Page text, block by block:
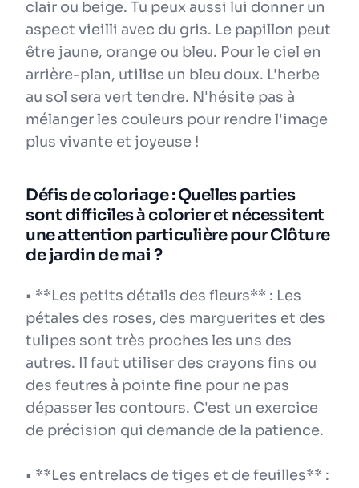
clair ou beige. Tu peux aussi lui donner un
aspect vieilli avec du gris. Le papillon peut
être jaune, orange ou bleu. Pour le ciel en
arrière-plan, utilise un bleu doux. L'herbe
au sol sera vert tendre. N'hésite pas à
mélanger les couleurs pour rendre l'image
plus vivante et joyeuse !
Défis de coloriage : Quelles parties
sont difficiles à colorier et nécessitent
une attention particulière pour Clôture
de jardin de mai ?
• **Les petits détails des fleurs** : Les
pétales des roses, des marguerites et des
tulipes sont très proches les uns des
autres. Il faut utiliser des crayons fins ou
des feutres à pointe fine pour ne pas
dépasser les contours. C'est un exercice
de précision qui demande de la patience.
• **Les entrelacs de tiges et de feuilles** :